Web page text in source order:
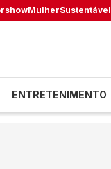
MulherSustentável
ENTRETENIMENTO